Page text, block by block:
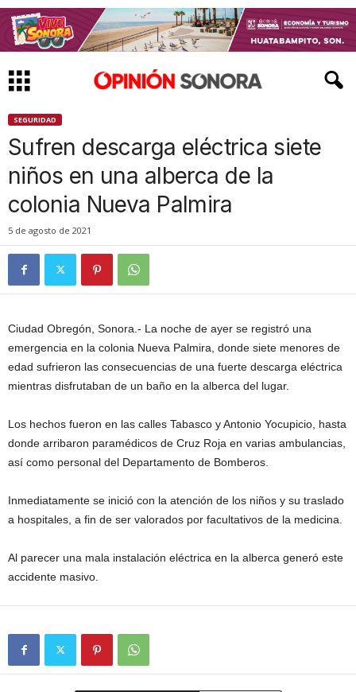
SEGURIDAD
Sufren descarga eléctrica siete
niños en una alberca de la
colonia Nueva Palmira
5 de agosto de 2021
Ciudad Obregón, Sonora.- La noche de ayer se registró una
emergencia en la colonia Nueva Palmira, donde siete menores de
edad sufrieron las consecuencias de una fuerte descarga eléctrica
mientras disfrutaban de un baño en la alberca del lugar.
Los hechos fueron en las calles Tabasco y Antonio Yocupicio, hasta
donde arribaron paramédicos de Cruz Roja en varias ambulancias,
así como personal del Departamento de Bomberos.
Inmediatamente se inició con la atención de los niños y su traslado
a hospitales, a fin de ser valorados por facultativos de la medicina.
Al parecer una mala instalación eléctrica en la alberca generó este
accidente masivo.